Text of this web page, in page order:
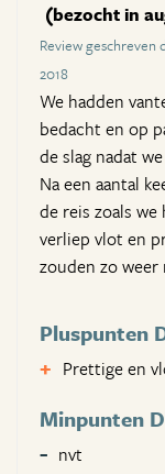
(bezocht in
Review geschreven
2018
We hadden
bedacht en op
de slag nadat
Na een aantal
de reis zoals
verliep vlot en
zouden zo
Pluspunten
Prettige en
Minpunten
nvt